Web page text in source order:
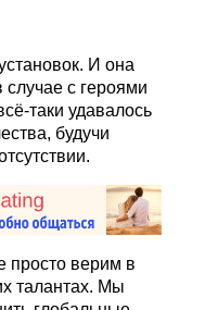
И она
случае с героями
таки удавалось
будучи
просто верим в
талантах. Мы